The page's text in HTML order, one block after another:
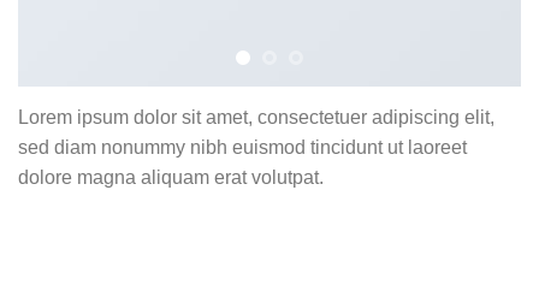
Lorem ipsum dolor sit amet, consectetuer adipiscing elit,
sed diam nonummy nibh euismod tincidunt ut laoreet
dolore magna aliquam erat volutpat.